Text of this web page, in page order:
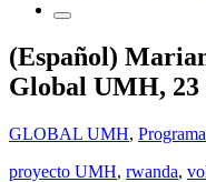
(Español)
Global UMH, 23
GLOBAL UMH,
proyecto UMH, rwanda,